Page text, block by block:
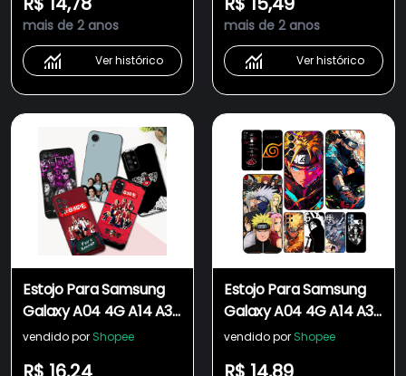
Macia Estilo Retro
mais de 2 anos
Ver histórico
Anime Naruto
Minimalista
mais de 2 anos
Ver histórico
Estojo Para Samsung
Galaxy A04 4G A14 A34
A54 5G Capa De
vendido por Shopee
Estojo Para Samsung
Galaxy A04 4G A14 A34
A54 5G Capa De
vendido por Shopee